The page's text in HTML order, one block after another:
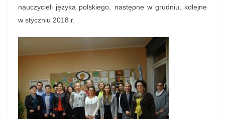
nauczycieli języka polskiego, następne w grudniu, kolejne
w styczniu 2018 r.